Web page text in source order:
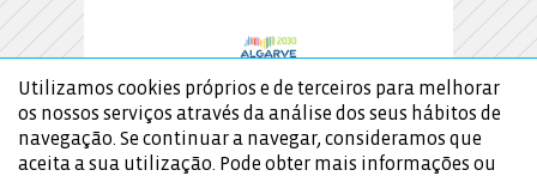
Utilizamos cookies próprios e de terceiros para melhorar
os nossos serviços através da análise dos seus hábitos de
navegação. Se continuar a navegar, consideramos que
aceita a sua utilização. Pode obter mais informações ou